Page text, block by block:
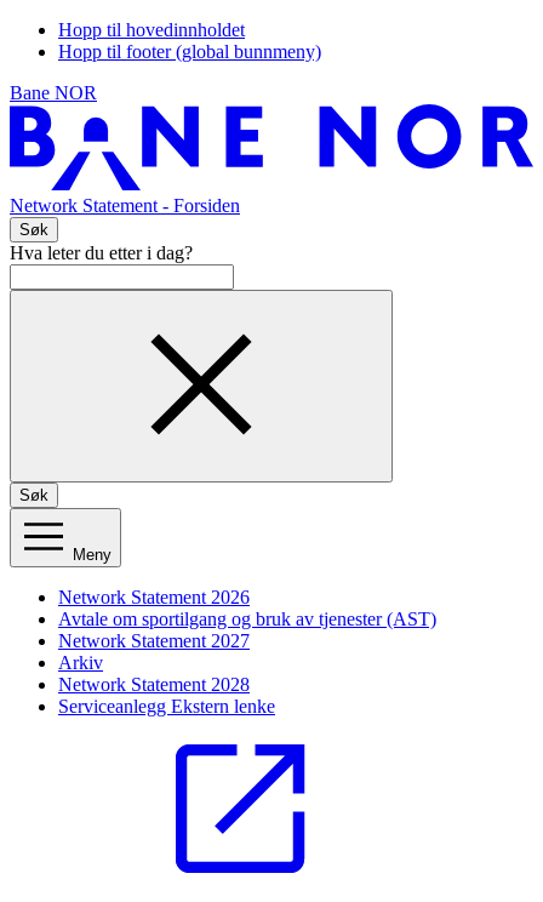
Hopp til hovedinnholdet
Hopp til footer (global bunnmeny)
Bane NOR
Network Statement - Forsiden
Søk
Hva leter du etter i dag?
Søk
Meny
Network Statement 2026
Avtale om sportilgang og bruk av tjenester (AST)
Network Statement 2027
Arkiv
Network Statement 2028
Serviceanlegg Ekstern lenke